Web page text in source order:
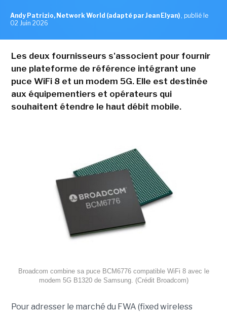
Andy Patrizio, Network World (adapté par Jean Elyan) , publié le
02 Juin 2026
Les deux fournisseurs s'associent pour fournir
une plateforme de référence intégrant une
puce WiFi 8 et un modem 5G. Elle est destinée
aux équipementiers et opérateurs qui
souhaitent étendre le haut débit mobile.
Broadcom combine sa puce BCM6776 compatible WiFi 8 avec le
modem 5G B1320 de Samsung. (Crédit Broadcom)
Pour adresser le marché du FWA (fixed wireless